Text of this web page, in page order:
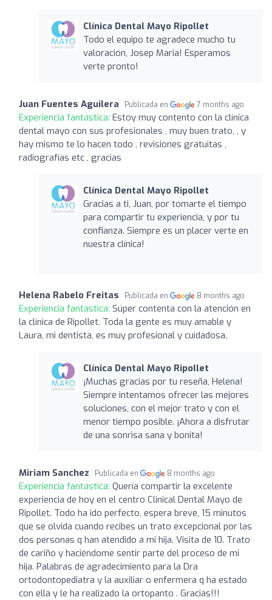
Clínica Dental Mayo Ripollet
Todo el equipo te agradece mucho tu
valoración, Josep Maria! Esperamos
verte pronto!
Juan Fuentes Aguilera Publicada en 7 months ago
Experiencia fantástica: Estoy muy contento con la clínica
dental mayo con sus profesionales , muy buen trato, , y
hay mismo te lo hacen todo , revisiones gratuitas ,
radiografías etc , gracias
Clínica Dental Mayo Ripollet
Gracias a ti, Juan, por tomarte el tiempo
para compartir tu experiencia, y por tu
confianza. Siempre es un placer verte en
nuestra clínica!
Helena Rabelo Freitas Publicada en 8 months ago
Experiencia fantástica: Súper contenta con la atención en
la clínica de Ripollet. Toda la gente es muy amable y
Laura, mi dentista, es muy profesional y cuidadosa.
Clínica Dental Mayo Ripollet
¡Muchas gracias por tu reseña, Helena!
Siempre intentamos ofrecer las mejores
soluciones, con el mejor trato y con el
menor tiempo posible. ¡Ahora a disfrutar
de una sonrisa sana y bonita!
Miriam Sanchez Publicada en 8 months ago
Experiencia fantástica: Quería compartir la excelente
experiencia de hoy en el centro Clinical Dental Mayo de
Ripollet. Todo ha ido perfecto, espera breve, 15 minutos
que se olvida cuando recibes un trato excepcional por las
dos personas q han atendido a mi hija. Visita de 10. Trato
de cariño y haciéndome sentir parte del proceso de mi
hija. Palabras de agradecimiento para la Dra
ortodontopediatra y la auxiliar o enfermera q ha estado
con ella y le ha realizado la ortopanto . Gracias!!!